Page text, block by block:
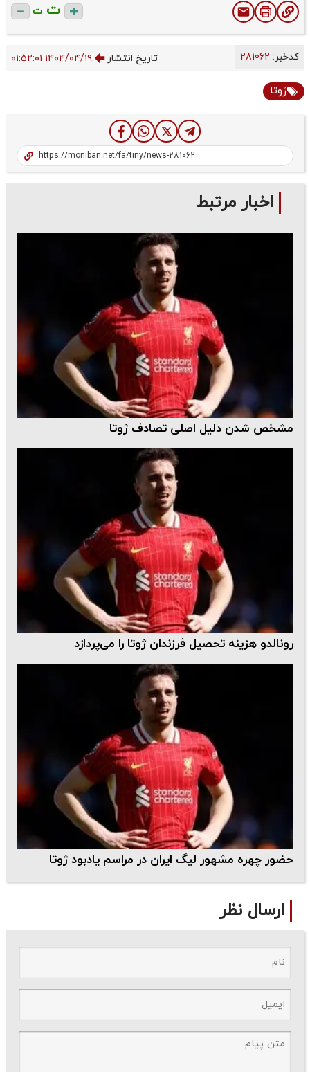
ت ت
کدخبر: تاریخ انتشار ۱۴۰۴/۰۴/۱۹ ۰۱:۵۲:۰۱
ژوتا
اخبار مرتبط
مشخص شدن دلیل اصلی تصادف ژوتا
رونالدو هزینه تحصیل فرزندان ژوتا را می‌پردازد
حضور چهره مشهور لیگ ایران در مراسم یادبود ژوتا
ارسال نظر